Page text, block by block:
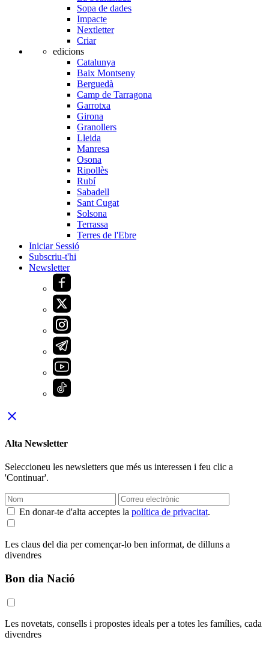
Sopa de dades
Impacte
Nextletter
Criar
edicions
Catalunya
Baix Montseny
Berguedà
Camp de Tarragona
Garrotxa
Girona
Granollers
Lleida
Manresa
Osona
Ripollès
Rubí
Sabadell
Sant Cugat
Solsona
Terrassa
Terres de l'Ebre
Iniciar Sessió
Subscriu-t'hi
Newsletter
close
Alta Newsletter
Seleccioneu les newsletters que més us interessen i feu clic a
'Continuar'.
En donar-te d'alta acceptes la política de privacitat.
Les claus del dia per començar-lo ben informat, de dilluns a
divendres
Bon dia Nació
Les novetats, consells i propostes ideals per a totes les famílies, cada
divendres